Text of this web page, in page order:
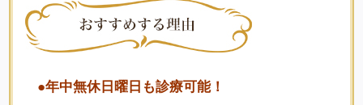
●年中無休日曜日も診療可能！